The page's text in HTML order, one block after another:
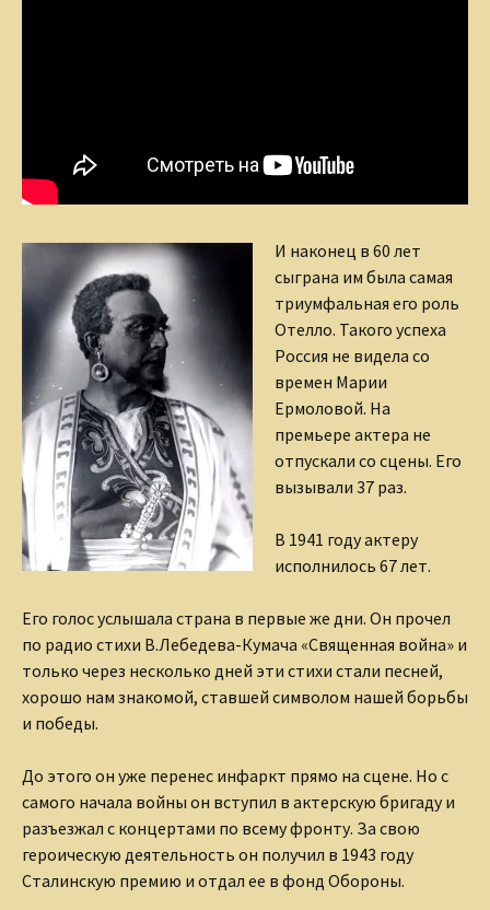
И наконец в 60 лет
сыграна им была самая
триумфальная его роль
Отелло. Такого успеха
Россия не видела со
времен Марии
Ермоловой. На
премьере актера не
отпускали со сцены. Его
вызывали 37 раз.
В 1941 году актеру
исполнилось 67 лет.
Его голос услышала страна в первые же дни. Он прочел
по радио стихи В.Лебедева-Кумача «Священная война» и
только через несколько дней эти стихи стали песней,
хорошо нам знакомой, ставшей символом нашей борьбы
и победы.
До этого он уже перенес инфаркт прямо на сцене. Но с
самого начала войны он вступил в актерскую бригаду и
разъезжал с концертами по всему фронту. За свою
героическую деятельность он получил в 1943 году
Сталинскую премию и отдал ее в фонд Обороны.